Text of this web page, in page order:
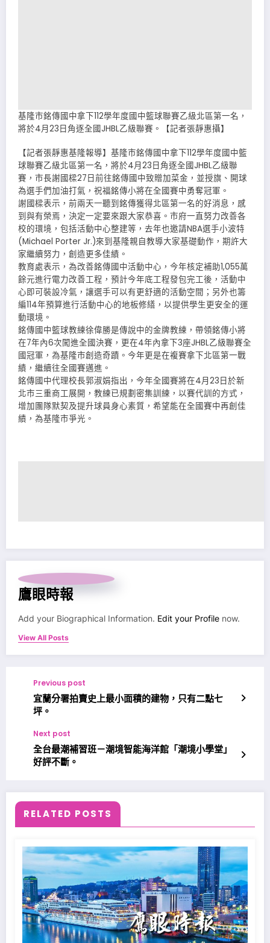
基隆市銘傳國中拿下112學年度國中籃球聯賽乙級北區第一名，
將於4月23日角逐全國JHBL乙級聯賽。【記者張靜惠攝】
【記者張靜惠基隆報導】基隆市銘傳國中拿下112學年度國中籃
球聯賽乙級北區第一名，將於4月23日角逐全國JHBL乙級聯
賽，市長謝國樑27日前往銘傳國中致贈加菜金，並授旗、開球
為選手們加油打氣，祝福銘傳小將在全國賽中勇奪冠軍。
謝國樑表示，前兩天一聽到銘傳獲得北區第一名的好消息，感
到與有榮焉，決定一定要來跟大家恭喜。市府一直努力改善各
校的環境，包括活動中心整建等，去年也邀請NBA選手小波特
(Michael Porter Jr.)來到基隆親自教導大家基礎動作，期許大
家繼續努力，創造更多佳績。
教育處表示，為改善銘傳國中活動中心，今年核定補助1,055萬
餘元進行電力改善工程，預計今年底工程發包完工後，活動中
心即可裝設冷氣，讓選手可以有更舒適的活動空間；另外也籌
編114年預算進行活動中心的地板修繕，以提供學生更安全的運
動環境。
銘傳國中籃球教練徐偉勝是傳說中的金牌教練，帶領銘傳小將
在7年內6次闖進全國決賽，更在4年內拿下3座JHBL乙級聯賽全
國冠軍，為基隆市創造奇蹟。今年更是在複賽拿下北區第一戰
績，繼續往全國賽邁進。
銘傳國中代理校長郭淑娟指出，今年全國賽將在4月23日於新
北市三重商工展開，教練已規劃密集訓練，以賽代訓的方式，
增加團隊默契及提升球員身心素質，希望能在全國賽中再創佳
績，為基隆市爭光。
鷹眼時報
Add your Biographical Information. Edit your Profile now.
View All Posts
Previous post
宜蘭分署拍賣史上最小面積的建物，只有二點七
坪。
Next post
全台最潮補習班－潮境智能海洋館「潮境小學堂」
好評不斷。
RELATED POSTS